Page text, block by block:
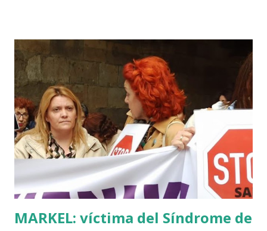
por un presunto maestro egipcio llegado desde el Nilo
para educar a los niños de la villa romana. Mi informador y
yo hacíamos risas ante la casualidad de las casualidades:
Euskadi era de nuevo pionera. Ibarretxe dormía entonces
en Ajuria Enea y no paraba de contar a tirios y troyanos que
Euskal Herria era un pueblo con 7.000 años de antigüedad.
Por fin llegaba la arqueología para confirmar sus teorías.
Tuvo que ser su consejera de Cultura y portavoz Miren
Azkarate ...
MARKEL: víctima del Síndrome de